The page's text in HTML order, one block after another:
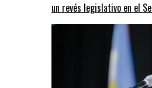
un revés legislativo en el